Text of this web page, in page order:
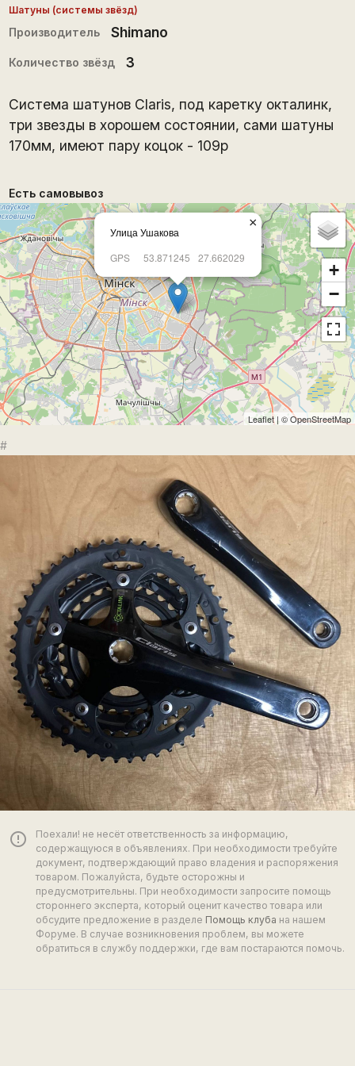
Шатуны (системы звёзд)
Производитель Shimano
Количество звёзд 3
Система шатунов Claris, под каретку окталинк,
три звезды в хорошем состоянии, сами шатуны
170мм, имеют пару коцок - 109р
Есть самовывоз
Улица Ушакова
GPS
53.871245 27.662029
×
+
−
Leaflet| ©OpenStreetMap
#
error_outline
Поехали! не несёт ответственность за информацию,
содержащуюся в объявлениях. При необходимости требуйте
документ, подтверждающий право владения и распоряжения
товаром. Пожалуйста, будьте осторожны и
предусмотрительны. При необходимости запросите помощь
стороннего эксперта, который оценит качество товара или
обсудите предложение в разделе Помощь клуба на нашем
Форуме. В случае возникновения проблем, вы можете
обратиться в службу поддержки, где вам постараются помочь.